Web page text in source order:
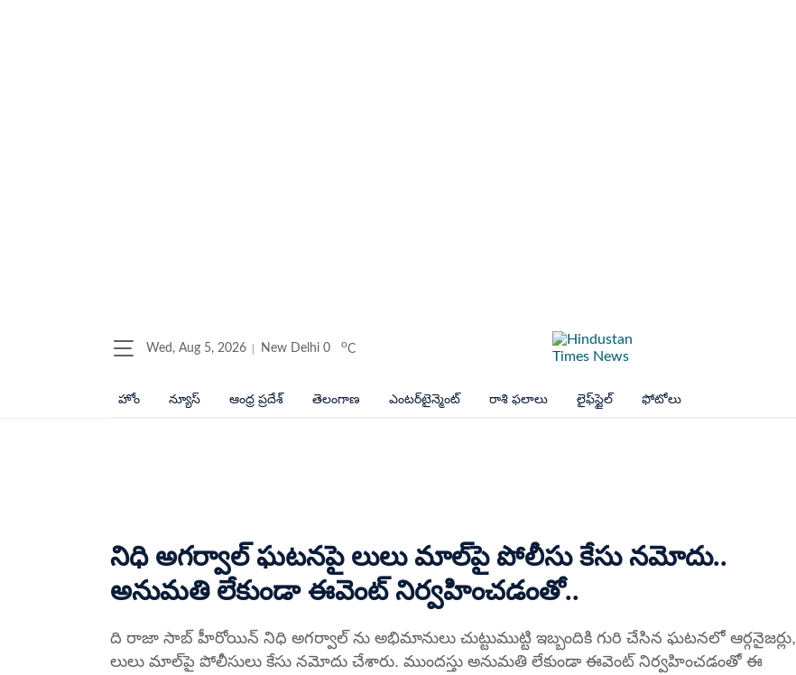
Wed, Aug 5, 2026 New Delhi 0 oC
హోం న్యూస్ ఆంధ్ర ప్రదేశ్ తెలంగాణ ఎంటర్‌టైన్మెంట్ రాశి ఫలాలు లైఫ్‌స్టైల్ ఫోటోలు
నిధి అగర్వాల్‌ ఘటనపై లులు మాల్‌పై పోలీసు కేసు నమోదు..
అనుమతి లేకుండా ఈవెంట్ నిర్వహించడంతో..
ది రాజా సాబ్ హీరోయిన్ నిధి అగర్వాల్ ను అభిమానులు చుట్టుముట్టి ఇబ్బందికి గురి చేసిన ఘటనలో ఆర్గనైజర్లు,
లులు మాల్‌పై పోలీసులు కేసు నమోదు చేశారు. ముందస్తు అనుమతి లేకుండా ఈవెంట్ నిర్వహించడంతో ఈ